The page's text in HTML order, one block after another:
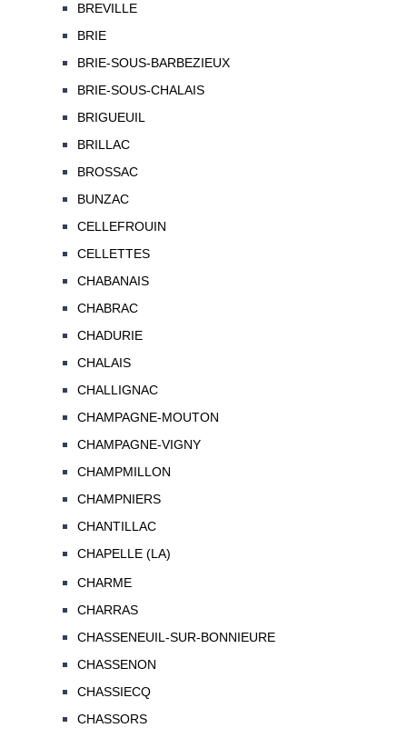
BREVILLE
BRIE
BRIE-SOUS-BARBEZIEUX
BRIE-SOUS-CHALAIS
BRIGUEUIL
BRILLAC
BROSSAC
BUNZAC
CELLEFROUIN
CELLETTES
CHABANAIS
CHABRAC
CHADURIE
CHALAIS
CHALLIGNAC
CHAMPAGNE-MOUTON
CHAMPAGNE-VIGNY
CHAMPMILLON
CHAMPNIERS
CHANTILLAC
CHAPELLE (LA)
CHARME
CHARRAS
CHASSENEUIL-SUR-BONNIEURE
CHASSENON
CHASSIECQ
CHASSORS